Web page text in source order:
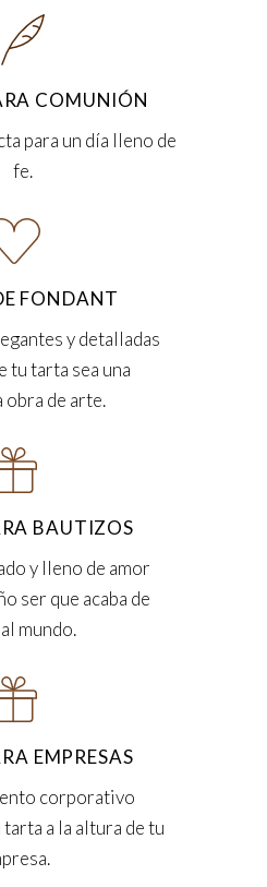
COMUNIÓN
para un día lleno de
fe.
FONDANT
y detalladas
tu tarta sea una
obra de arte.
BAUTIZOS
y lleno de amor
ser que acaba de
mundo.
EMPRESAS
corporativo
a la altura de tu